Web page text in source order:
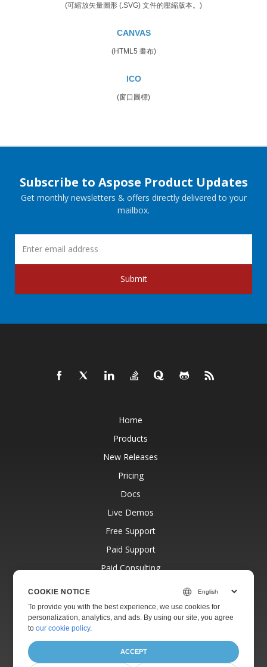
(可縮放矢量圖形 (.SVG) 文件的壓縮版本。)
CANVAS
(HTML5 畫布)
ICO
(窗口圖標)
Subscribe to Aspose Product Updates
Get monthly newsletters & offers directly delivered to your
mailbox.
Submit
Home
Products
New Releases
Pricing
Docs
Live Demos
Free Support
Paid Support
Paid Consulting
Websites
About
COOKIE NOTICE
To provide you with the best experience, we use cookies for
personalization, analytics, and ads. By using our site, you agree
toour cookie policy.
ACCEPT